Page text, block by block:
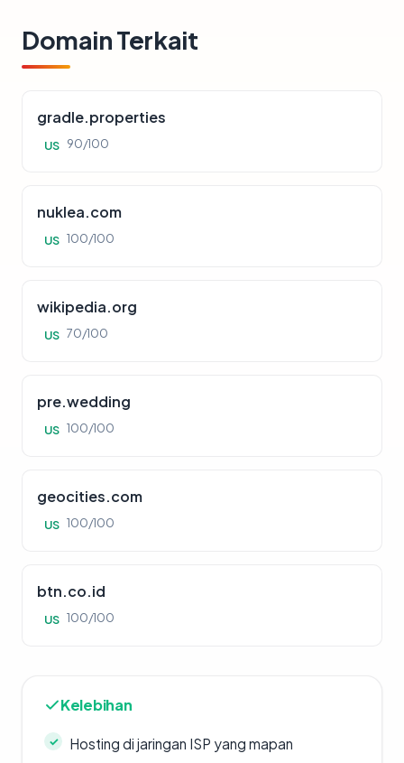
Domain Terkait
gradle.properties
US 90/100
nuklea.com
US 100/100
wikipedia.org
US 70/100
pre.wedding
US 100/100
geocities.com
US 100/100
btn.co.id
US 100/100
Kelebihan
Hosting di jaringan ISP yang mapan